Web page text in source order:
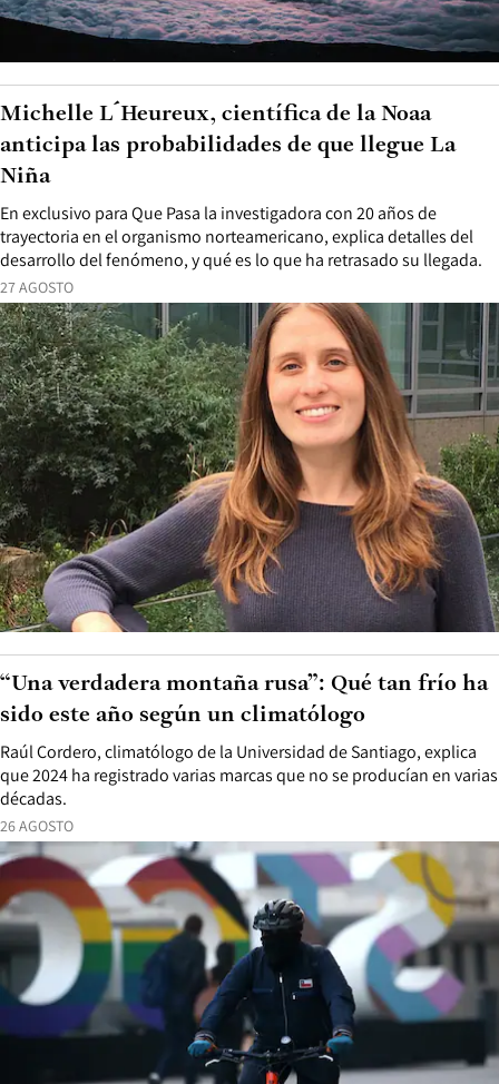
27 AGOSTO
En exclusivo para Que Pasa la investigadora con 20 años de
trayectoria en el organismo norteamericano, explica detalles del
desarrollo del fenómeno, y qué es lo que ha retrasado su llegada.
Michelle L´Heureux, científica de la Noaa
anticipa las probabilidades de que llegue La
Niña
26 AGOSTO
Raúl Cordero, climatólogo de la Universidad de Santiago, explica
que 2024 ha registrado varias marcas que no se producían en varias
décadas.
“Una verdadera montaña rusa”: Qué tan frío ha
sido este año según un climatólogo